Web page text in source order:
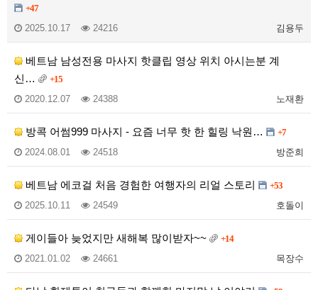
+47
김용두
2025.10.17 24216
베트남 남성전용 마사지 핫클립 영상 위치 아시는분 계
신…
+15
노재환
2020.12.07 24388
방콕 어썸999 마사지 - 요즘 너무 핫 한 힐링 낙원… +7
방준희
2024.08.01 24518
베트남 에코걸 처음 경험한 여행자의 리얼 스토리 +53
호돌이
2025.10.11 24549
게이들아 늦었지만 새해복 많이받자~~ +14
목장수
2021.01.02 24661